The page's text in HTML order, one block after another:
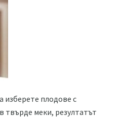
изберете плодове с
твърде меки, резултатът